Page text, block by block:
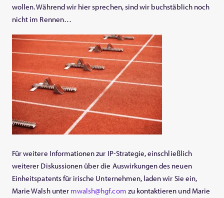
wollen. Während wir hier sprechen, sind wir buchstäblich noch
nicht im Rennen…
Für weitere Informationen zur IP-Strategie, einschließlich
weiterer Diskussionen über die Auswirkungen des neuen
Einheitspatents für irische Unternehmen, laden wir Sie ein,
Marie Walsh unter mwalsh@hgf.com zu kontaktieren und Marie